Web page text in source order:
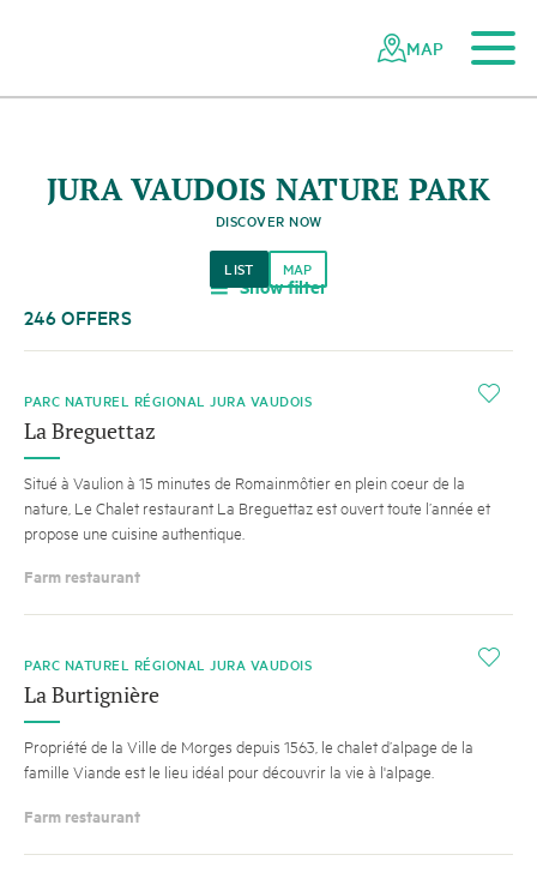
parks
MAP
JURA VAUDOIS NATURE PARK
DISCOVER NOW
a Show filter
LIST MAP
246 OFFERS
i
PARC NATUREL RÉGIONAL JURA VAUDOIS
La Breguettaz
Situé à Vaulion à 15 minutes de Romainmôtier en plein coeur de la
nature, Le Chalet restaurant La Breguettaz est ouvert toute l’année et
propose une cuisine authentique.
Farm restaurant
i
PARC NATUREL RÉGIONAL JURA VAUDOIS
La Burtignière
Propriété de la Ville de Morges depuis 1563, le chalet d’alpage de la
famille Viande est le lieu idéal pour découvrir la vie à l'alpage.
Farm restaurant